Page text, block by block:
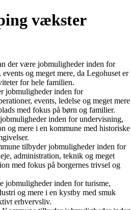
vækster
der være jobmuligheder inden for
og meget mere, da Legohuset er
for hele familien.
jobmuligheder inden for
events, ledelse og meget mere
med fokus på børn og familier.
inden for undervisning,
og mere i en kommune med historiske
tilbyder jobmuligheder inden for
administration, teknik og meget
med fokus på borgernes trivsel og
jobmuligheder inden for turisme,
og mere i en kystby med smuk
erhvervsliv.